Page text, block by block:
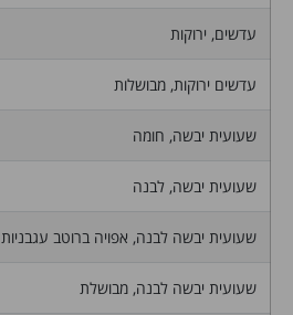
עדשים, ירוקות
עדשים ירוקות, מבושלות
שעועית יבשה, חומה
שעועית יבשה, לבנה
שעועית יבשה לבנה, אפויה ברוטב עגבניות
שעועית יבשה לבנה, מבושלת